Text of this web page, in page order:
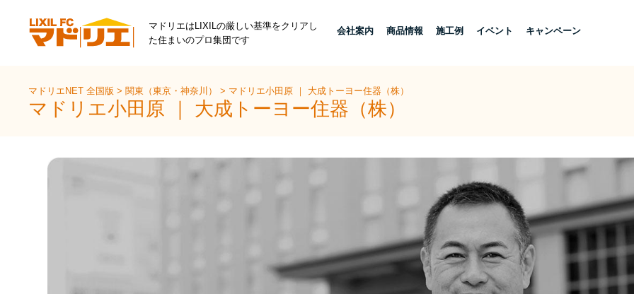
マドリエはLIXILの厳しい基準をクリアし
た住まいのプロ集団です
会社案内 商品情報 施工例 イベント キャンペーン
マドリエNET 全国版>関東（東京・神奈川）> マドリエ小田原 ｜ 大成トーヨー住器（株）
マドリエ小田原 ｜ 大成トーヨー住器（株）